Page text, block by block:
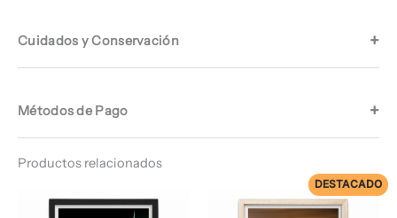
Cuidados y Conservación
Métodos de Pago
Productos relacionados
de
DESTACADO
Rango
de